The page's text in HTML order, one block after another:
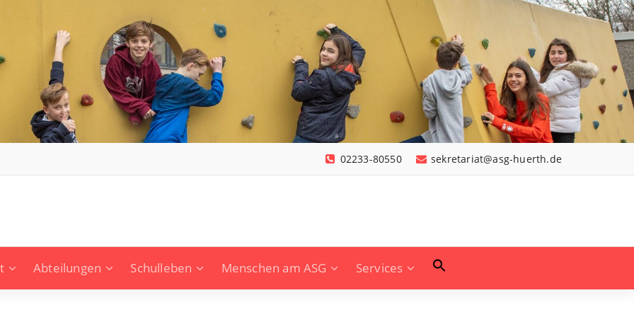
sekretariat@asg-huerth.de
02233-80550
Abteilungen Schulleben Menschen am ASG Services